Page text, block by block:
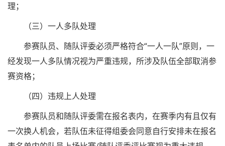
理；
（三）一人多队处理
参赛队员、随队评委必须严格符合“一人一队”原则，一
经发现一人多队情况视为严重违规，所涉及队伍全部取消参
赛资格；
（四）违规上人处理
参赛队员和随队评委需在报名表内，在赛季内有且仅有
一次换人机会，若队伍未征得组委会同意自行安排未在报名